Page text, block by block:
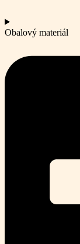
Obalový materiál